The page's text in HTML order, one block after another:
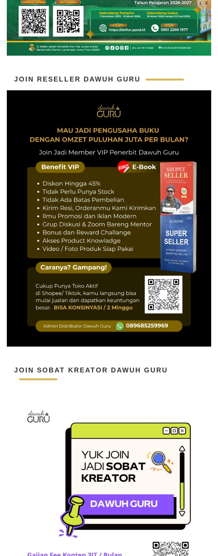
JOIN RESELLER DAWUH GURU
JOIN SOBAT KREATOR DAWUH GURU